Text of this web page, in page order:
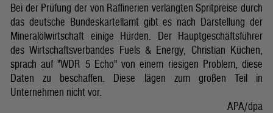
Bei der Prüfung der von Raffinerien verlangten Spritpreise durch
das deutsche Bundeskartellamt gibt es nach Darstellung der
Mineralölwirtschaft einige Hürden. Der Hauptgeschäftsführer
des Wirtschaftsverbandes Fuels & Energy, Christian Küchen,
sprach auf "WDR 5 Echo" von einem riesigen Problem, diese
Daten zu beschaffen. Diese lägen zum großen Teil in
Unternehmen nicht vor.
APA/dpa